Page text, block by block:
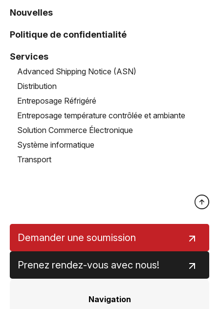
Nouvelles
Politique de confidentialité
Services
Advanced Shipping Notice (ASN)
Distribution
Entreposage Réfrigéré
Entreposage température contrôlée et ambiante
Solution Commerce Électronique
Système informatique
Transport
Demander une soumission
Prenez rendez-vous avec nous!
Navigation